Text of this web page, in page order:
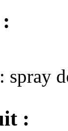
spray
: